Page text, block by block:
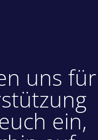
uns für
ein,